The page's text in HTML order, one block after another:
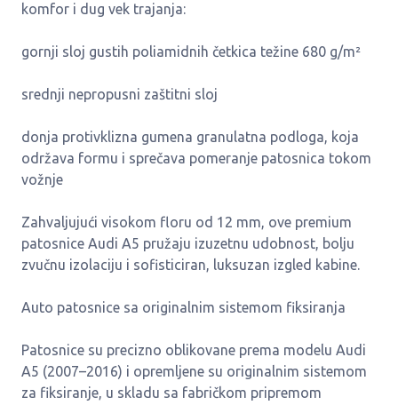
komfor i dug vek trajanja:
gornji sloj gustih poliamidnih četkica težine 680 g/m²
srednji nepropusni zaštitni sloj
donja protivklizna gumena granulatna podloga, koja
održava formu i sprečava pomeranje patosnica tokom
vožnje
Zahvaljujući visokom floru od 12 mm, ove premium
patosnice Audi A5 pružaju izuzetnu udobnost, bolju
zvučnu izolaciju i sofisticiran, luksuzan izgled kabine.
Auto patosnice sa originalnim sistemom fiksiranja
Patosnice su precizno oblikovane prema modelu Audi
A5 (2007–2016) i opremljene su originalnim sistemom
za fiksiranje, u skladu sa fabričkom pripremom